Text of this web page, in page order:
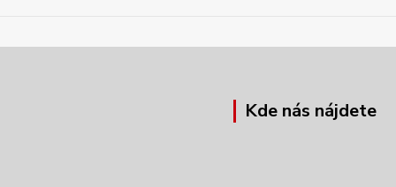
Kde nás nájdete